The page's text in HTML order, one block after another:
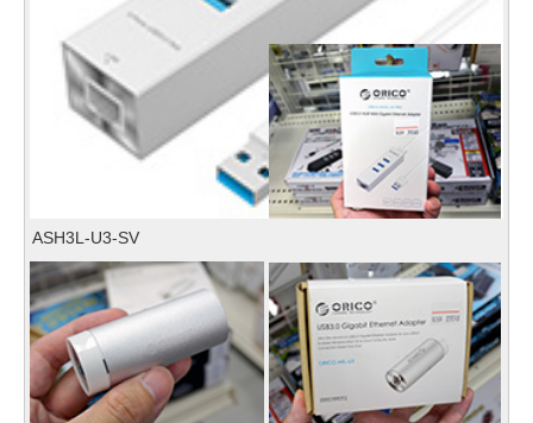
ASH3L-U3-SV